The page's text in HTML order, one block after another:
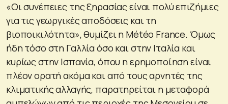
«Οι συνέπειες της ξηρασίας είναι πολύ επιζήμιες
για τις γεωργικές αποδόσεις και τη
βιοποικιλότητα», θυμίζει η Météo France. Όμως
ήδη τόσο στη Γαλλία όσο και στην Ιταλία και
κυρίως στην Ισπανία, όπου η ερημοποίηση είναι
πλέον ορατή ακόμα και από τους αρνητές της
κλιματικής αλλαγής, παρατηρείται η μεταφορά